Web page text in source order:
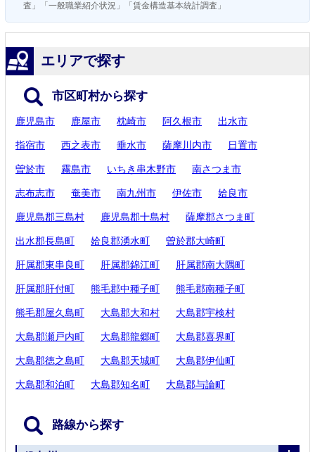
査」「一般職業紹介状況」「賃金構造基本統計調査」
エリアで探す
市区町村から探す
鹿児島市 鹿屋市 枕崎市 阿久根市 出水市
指宿市 西之表市 垂水市 薩摩川内市 日置市
曽於市 霧島市 いちき串木野市 南さつま市
志布志市 奄美市 南九州市 伊佐市 姶良市
鹿児島郡三島村 鹿児島郡十島村 薩摩郡さつま町
出水郡長島町 姶良郡湧水町 曽於郡大崎町
肝属郡東串良町 肝属郡錦江町 肝属郡南大隅町
肝属郡肝付町 熊毛郡中種子町 熊毛郡南種子町
熊毛郡屋久島町 大島郡大和村 大島郡宇検村
大島郡瀬戸内町 大島郡龍郷町 大島郡喜界町
大島郡徳之島町 大島郡天城町 大島郡伊仙町
大島郡和泊町 大島郡知名町 大島郡与論町
路線から探す